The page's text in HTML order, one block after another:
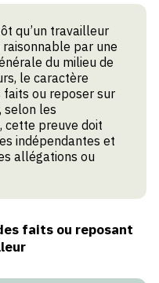
qu’un travailleur
par une
du milieu de
le caractère
faits ou reposer sur
selon les
cette preuve doit
indépendantes et
allégations ou
faits ou reposant